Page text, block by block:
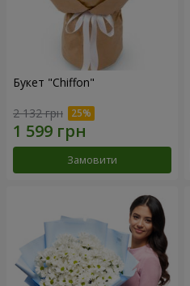
Букет "Chiffon"
2 132 грн
Замовити